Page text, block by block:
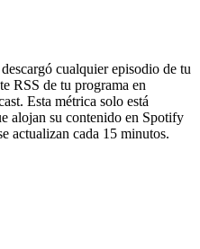
cualquier episodio de tu
RSS de tu programa en
Esta métrica solo está
alojan su contenido en Spotify
actualizan cada 15 minutos.